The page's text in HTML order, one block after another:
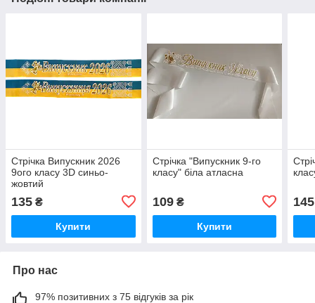
Стрічка Випускник 2026
9ого класу 3D синьо-
жовтий
135 ₴
Купити
Стрічка "Випускник 9-го
класу" біла атласна
109₴
Купити
145
Про нас
97% позитивних з 75 відгуків за рік